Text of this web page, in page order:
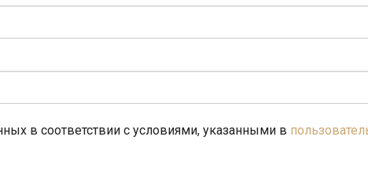
в соответствии с условиями, указанными в